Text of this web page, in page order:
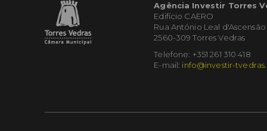
Agência Investir Torres
Edifício CAERO
Rua António Leal d'Ascensão
2560-309 Torres Vedras
Telefone: +351 261 310 418
E-mail: info@investir-